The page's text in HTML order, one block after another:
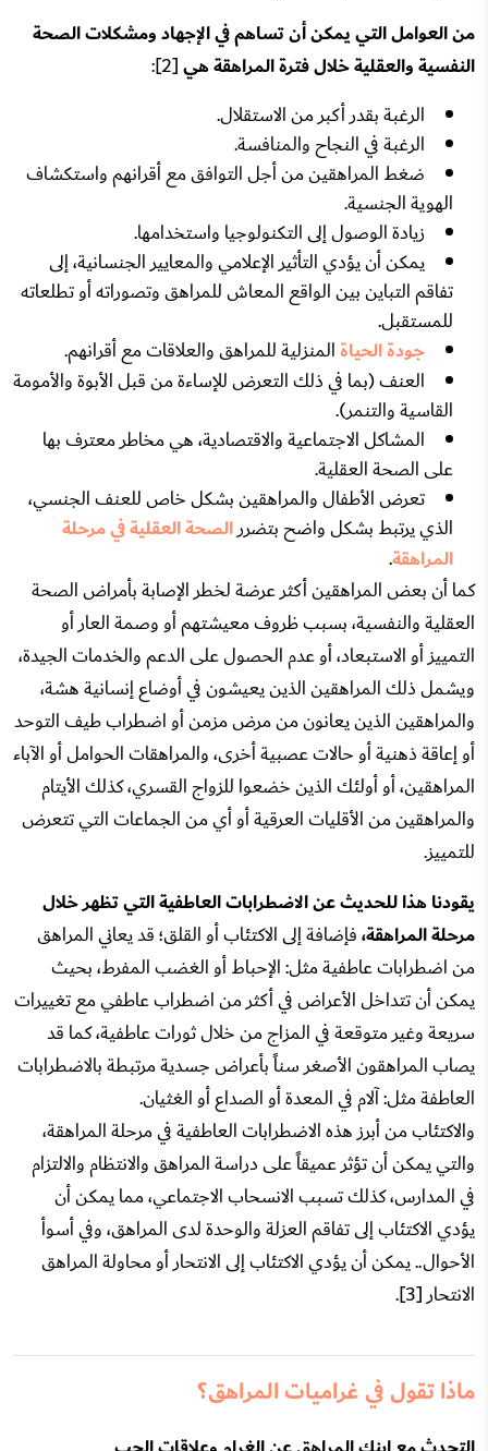
من العوامل التي يمكن أن تساهم في الإجهاد ومشكلات الصحة
النفسية والعقلية خلال فترة المراهقة هي[2]:
الرغبة بقدر أكبر من الاستقلال.
الرغبة في النجاح والمنافسة.
ضغط المراهقين من أجل التوافق مع أقرانهم واستكشاف
الهوية الجنسية.
زيادة الوصول إلى التكنولوجيا واستخدامها.
يمكن أن يؤدي التأثير الإعلامي والمعايير الجنسانية، إلى
تفاقم التباين بين الواقع المعاش للمراهق وتصوراته أو تطلعاته
للمستقبل.
جودة الحياةالمنزلية للمراهق والعلاقات مع أقرانهم.
العنف (بما في ذلك التعرض للإساءة من قبل الأبوة والأمومة
القاسية والتنمر).
المشاكل الاجتماعية والاقتصادية، هي مخاطر معترف بها
على الصحة العقلية.
تعرض الأطفال والمراهقين بشكل خاص للعنف الجنسي،
الذي يرتبط بشكل واضح بتضررالصحة العقلية في مرحلة
المراهقة.
كما أن بعض المراهقين أكثر عرضة لخطر الإصابة بأمراض الصحة
العقلية والنفسية، بسبب ظروف معيشتهم أو وصمة العار أو
التمييز أو الاستبعاد، أو عدم الحصول على الدعم والخدمات الجيدة،
ويشمل ذلك المراهقين الذين يعيشون في أوضاع إنسانية هشة،
والمراهقين الذين يعانون من مرض مزمن أو اضطراب طيف التوحد
أو إعاقة ذهنية أو حالات عصبية أخرى، والمراهقات الحوامل أو الآباء
المراهقين، أو أولئك الذين خضعوا للزواج القسري، كذلك الأيتام
والمراهقين من الأقليات العرقية أو أي من الجماعات التي تتعرض
للتمييز.
يقودنا هذا للحديث عن الاضطرابات العاطفية التي تظهر خلال
مرحلة المراهقة،فإضافة إلى الاكتئاب أو القلق؛ قد يعاني المراهق
من اضطرابات عاطفية مثل: الإحباط أو الغضب المفرط، بحيث
يمكن أن تتداخل الأعراض في أكثر من اضطراب عاطفي مع تغييرات
سريعة وغير متوقعة في المزاج من خلال ثورات عاطفية، كما قد
يصاب المراهقون الأصغر سناً بأعراض جسدية مرتبطة بالاضطرابات
العاطفة مثل: آلام في المعدة أو الصداع أو الغثيان.
والاكتئاب من أبرز هذه الاضطرابات العاطفية في مرحلة المراهقة،
والتي يمكن أن تؤثر عميقاً على دراسة المراهق والانتظام والالتزام
في المدارس، كذلك تسبب الانسحاب الاجتماعي، مما يمكن أن
يؤدي الاكتئاب إلى تفاقم العزلة والوحدة لدى المراهق، وفي أسوأ
الأحوال.. يمكن أن يؤدي الاكتئاب إلى الانتحار أو محاولة المراهق
الانتحار [3].
ماذا تقول في غراميات المراهق؟